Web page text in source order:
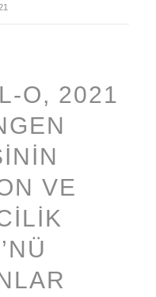
O, 2021
VE